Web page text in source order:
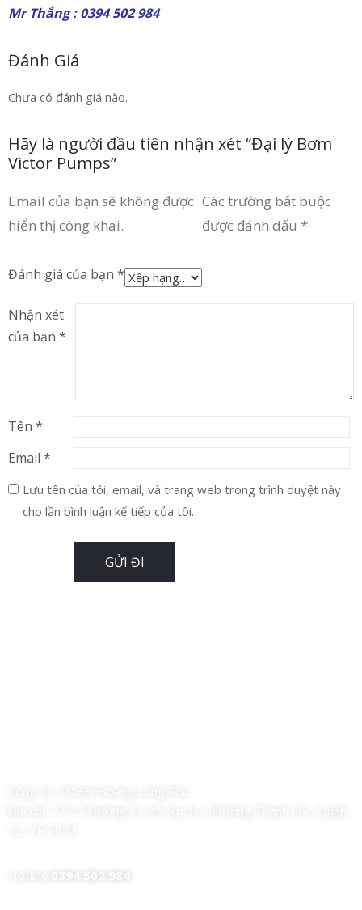
Mr Thắng : 0394 502 984
Đánh Giá
Chưa có đánh giá nào.
Hãy là người đầu tiên nhận xét “Đại lý Bơm
Victor Pumps”
Email của bạn sẽ không được
hiển thị công khai.
Các trường bắt buộc
được đánh dấu *
Đánh giá của bạn *
Nhận xét
của bạn *
Tên *
Email *
Lưu tên của tôi, email, và trang web trong trình duyệt này
cho lần bình luận kế tiếp của tôi.
0394 502 984